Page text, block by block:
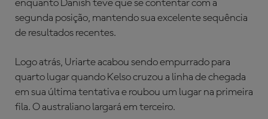
enquanto Danish teve que se contentar com a
segunda posição, mantendo sua excelente sequência
de resultados recentes.
Logo atrás, Uriarte acabou sendo empurrado para
quarto lugar quando Kelso cruzou a linha de chegada
em sua última tentativa e roubou um lugar na primeira
fila. O australiano largará em terceiro.